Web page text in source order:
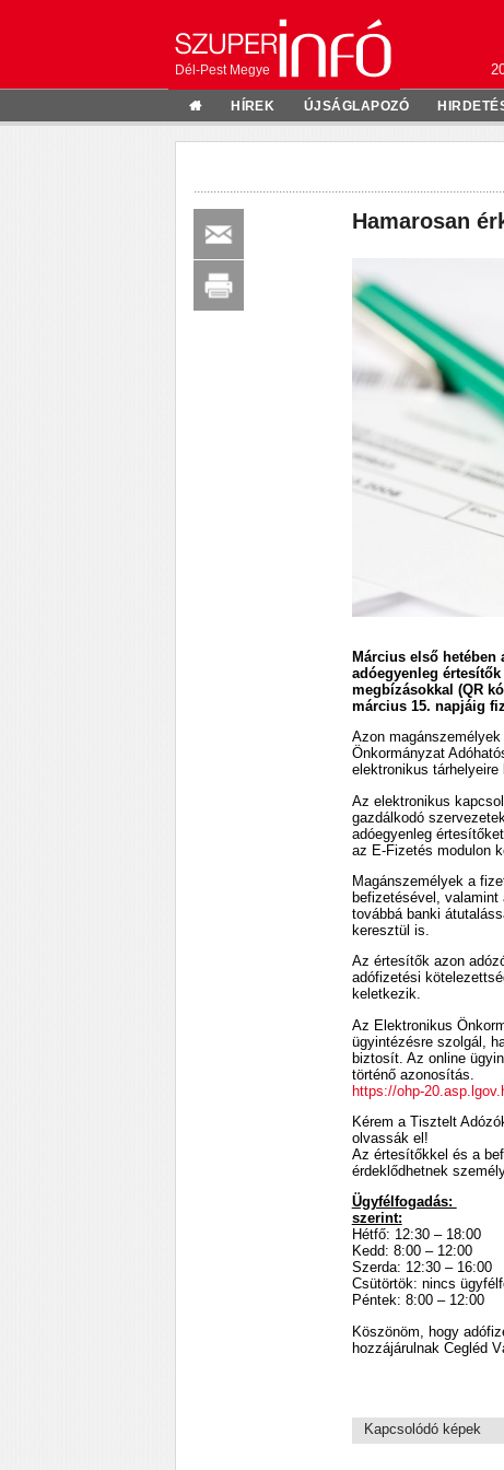
Dél-Pest Megye
HÍREK ÚJSÁGLAPOZÓ
Hamarosan
Március első hetében
adóegyenleg
megbízásokkal (QR
március 15. napjáig
Azon
Önkormányzat
elektronikus
Az elektronikus
gazdálkodó
adóegyenleg
az E-Fizetés modulon
Magánszemélyek a
befizetésével,
továbbá banki
keresztül is.
Az értesítők azon
adófizetési
keletkezik.
Az Elektronikus
ügyintézésre szolgál,
biztosít. Az online
történő azonosítás.
https://ohp-
Kérem a Tisztelt
olvassák el!
Az értesítőkkel és a
érdeklődhetnek
Ügyfélfogadás:
szerint:
Hétfő: 12:30 –
Kedd: 8:00 –
Szerda: 12:30 –
Csütörtök: nincs
Péntek: 8:00 –
Köszönöm, hogy
hozzájárulnak Cegléd
Kapcsolódó képek